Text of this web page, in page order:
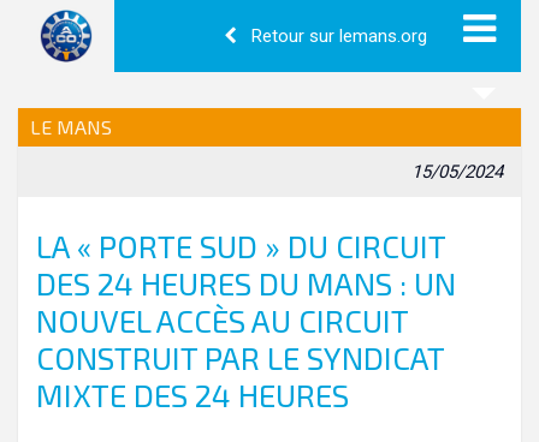
Retour sur lemans.org
LE MANS
15/05/2024
LA « PORTE SUD » DU CIRCUIT
DES 24 HEURES DU MANS : UN
NOUVEL ACCÈS AU CIRCUIT
CONSTRUIT PAR LE SYNDICAT
MIXTE DES 24 HEURES